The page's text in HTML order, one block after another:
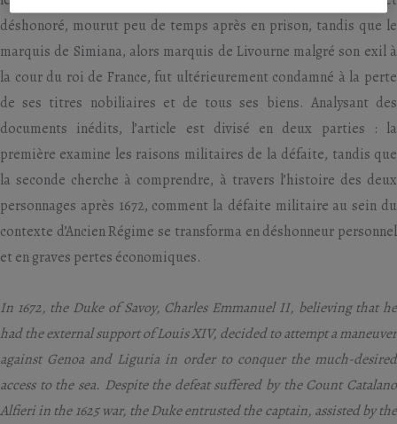
déshonoré, mourut peu de temps après en prison, tandis que le
marquis de Simiana, alors marquis de Livourne malgré son exil à
la cour du roi de France, fut ultérieurement condamné à la perte
de ses titres nobiliaires et de tous ses biens. Analysant des
documents inédits, l’article est divisé en deux parties : la
première examine les raisons militaires de la défaite, tandis que
la seconde cherche à comprendre, à travers l’histoire des deux
personnages après 1672, comment la défaite militaire au sein du
contexte d’Ancien Régime se transforma en déshonneur personnel
et en graves pertes économiques.
In 1672, the Duke of Savoy, Charles Emmanuel II, believing that he
had the external support of Louis XIV, decided to attempt a maneuver
against Genoa and Liguria in order to conquer the much-desired
access to the sea. Despite the defeat suffered by the Count Catalano
Alfieri in the 1625 war, the Duke entrusted the captain, assisted by the